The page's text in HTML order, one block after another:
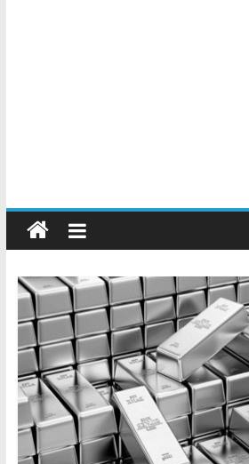
Chatarreros
–
Precio
de
Chatarra
Directorio